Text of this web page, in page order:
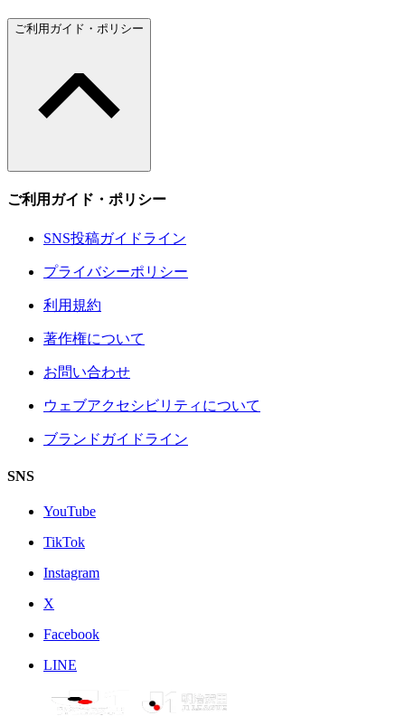
ご利用ガイド・ポリシー
ご利用ガイド・ポリシー
SNS投稿ガイドライン
プライバシーポリシー
利用規約
著作権について
お問い合わせ
ウェブアクセシビリティについて
ブランドガイドライン
SNS
YouTube
TikTok
Instagram
X
Facebook
LINE